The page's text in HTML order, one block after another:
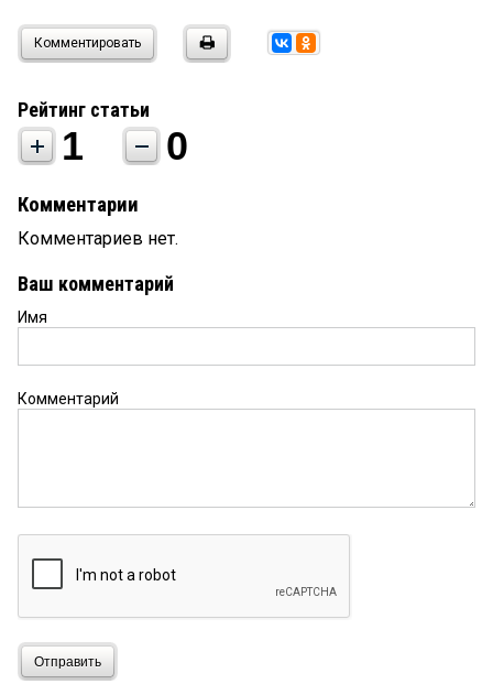
Комментировать
Рейтинг статьи
1 0
Комментарии
Комментариев нет.
Ваш комментарий
Имя
Комментарий
Отправить